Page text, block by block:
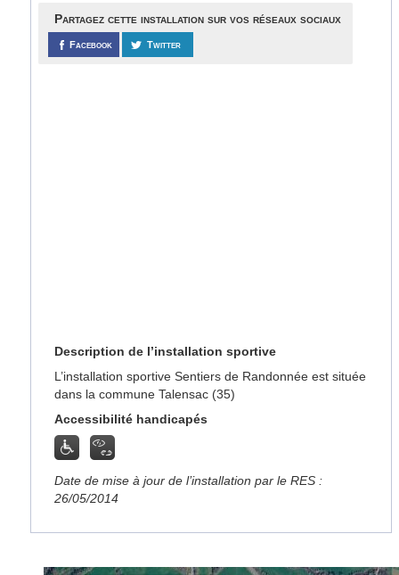
Partagez cette installation sur vos réseaux sociaux
Facebook Twitter
Description de l’installation sportive
L’installation sportive Sentiers de Randonnée est située
dans la commune Talensac (35)
Accessibilité handicapés
Date de mise à jour de l’installation par le RES :
26/05/2014